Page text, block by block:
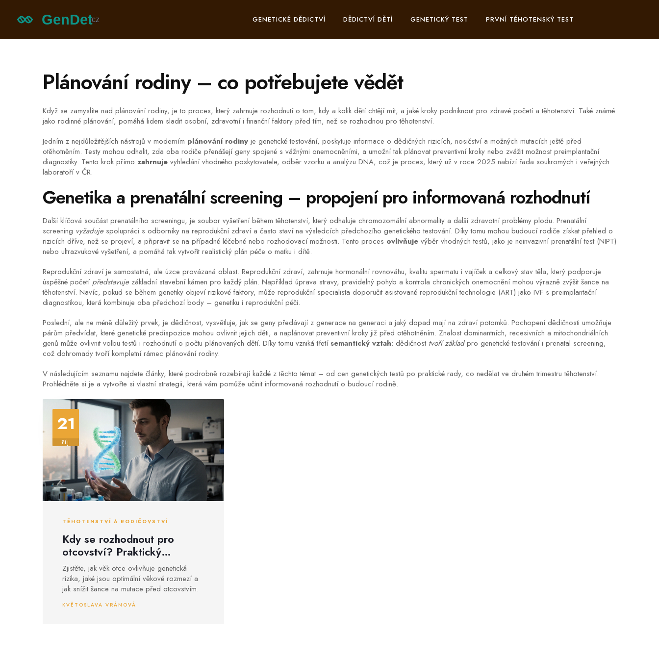
GENETICKÉ DĚDICTVÍ DĚDICTVÍ DĚTÍ GENETICKÝ TEST PRVNÍ TĚHOTENSKÝ TEST
Plánování rodiny – co potřebujete vědět
Když se zamyslíte nad plánování rodiny, je to proces, který zahrnuje rozhodnutí o tom, kdy a kolik dětí chtějí mít, a jaké kroky podniknout pro zdravé početí a těhotenství. Také známé
jako rodinné plánování, pomáhá lidem sladit osobní, zdravotní i finanční faktory před tím, než se rozhodnou pro těhotenství.
Jedním z nejdůležitějších nástrojů v moderním plánování rodiny je genetické testování, poskytuje informace o dědičných rizicích, nosičství a možných mutacích ještě před
otěhotněním. Testy mohou odhalit, zda oba rodiče přenášejí geny spojené s vážnými onemocněními, a umožní tak plánovat preventivní kroky nebo zvážit možnost preimplantační
diagnostiky. Tento krok přímo zahrnuje vyhledání vhodného poskytovatele, odběr vzorku a analýzu DNA, což je proces, který už v roce 2025 nabízí řada soukromých i veřejných
laboratoří v ČR.
Genetika a prenatální screening – propojení pro informovaná rozhodnutí
Další klíčová součást prenatálního screeningu, je soubor vyšetření během těhotenství, který odhaluje chromozomální abnormality a další zdravotní problémy plodu. Prenatální
screening vyžadujespolupráci s odborníky na reprodukční zdraví a často staví na výsledcích předchozího genetického testování. Díky tomu mohou budoucí rodiče získat přehled o
rizicích dříve, než se projeví, a připravit se na případné léčebné nebo rozhodovací možnosti. Tento proces ovlivňuje výběr vhodných testů, jako je neinvazivní prenatální test (NIPT)
nebo ultrazvukové vyšetření, a pomáhá tak vytvořit realistický plán péče o matku i dítě.
Reprodukční zdraví je samostatná, ale úzce provázaná oblast. Reprodukční zdraví, zahrnuje hormonální rovnováhu, kvalitu spermatu i vajíček a celkový stav těla, který podporuje
úspěšné početí představujezákladní stavební kámen pro každý plán. Například úprava stravy, pravidelný pohyb a kontrola chronických onemocnění mohou výrazně zvýšit šance na
těhotenství. Navíc, pokud se během genetiky objeví rizikové faktory, může reprodukční specialista doporučit asistované reprodukční technologie (ART) jako IVF s preimplantační
diagnostikou, která kombinuje oba předchozí body – genetiku i reprodukční péči.
Poslední, ale ne méně důležitý prvek, je dědičnost, vysvětluje, jak se geny předávají z generace na generaci a jaký dopad mají na zdraví potomků. Pochopení dědičnosti umožňuje
párům předvídat, které genetické predispozice mohou ovlivnit jejich děti, a naplánovat preventivní kroky již před otěhotněním. Znalost dominantních, recesivních a mitochondriálních
genů může ovlivnit volbu testů i rozhodnutí o počtu plánovaných dětí. Díky tomu vzniká třetísemantický vztah: dědičnost tvoří základpro genetické testování i prenatal screening,
což dohromady tvoří kompletní rámec plánování rodiny.
V následujícím seznamu najdete články, které podrobně rozebírají každé z těchto témat – od cen genetických testů po praktické rady, co nedělat ve druhém trimestru těhotenství.
Prohlédněte si je a vytvořte si vlastní strategii, která vám pomůže učinit informovaná rozhodnutí o budoucí rodině.
21
říj
TĚHOTENSTVÍ A RODIČOVSTVÍ
Kdy se rozhodnout pro
otcovství? Praktický
průvodce a genetické rizika
Zjistěte, jak věk otce ovlivňuje genetická
rizika, jaké jsou optimální věkové rozmezí a
jak snížit šance na mutace před otcovstvím.
KVĚTOSLAVA VRÁNOVÁ